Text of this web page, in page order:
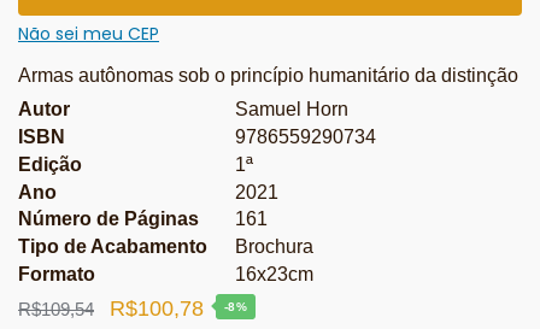
Não sei meu CEP
Armas autônomas sob o princípio humanitário da distinção
Autor
Samuel Horn
ISBN
9786559290734
Edição
1ª
Ano
2021
Número de Páginas
161
Tipo de Acabamento
Brochura
Formato
16x23cm
R$109,54
O
R$100,78O
-8%